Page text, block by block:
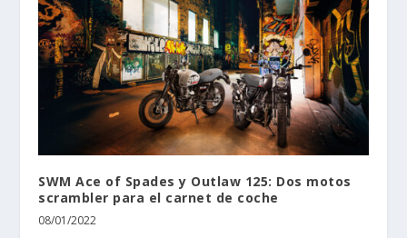
SWM Ace of Spades y Outlaw 125: Dos motos
scrambler para el carnet de coche
08/01/2022